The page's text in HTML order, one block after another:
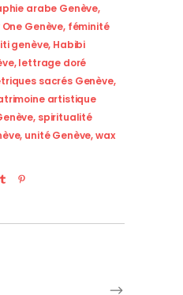
arabe Genève,
One Genève, féminité
genève, Habibi
,lettrage doré
sacrés Genève,
artistique
, spiritualité
, unité Genève,wax